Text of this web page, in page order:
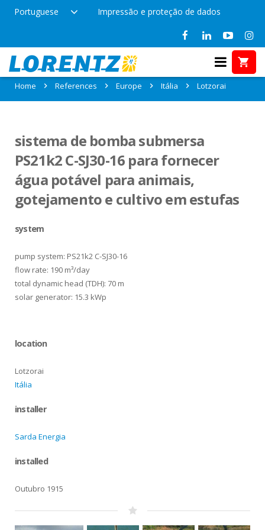
Portuguese Impressão e proteção de dados
References in Lotzorai, Itália
Home References Europe Itália Lotzorai
sistema de bomba submersa
PS21k2 C-SJ30-16 para fornecer
água potável para animais,
gotejamento e cultivo em estufas
system
pump system: PS21k2 C-SJ30-16
flow rate: 190 m³/day
total dynamic head (TDH): 70 m
solar generator: 15.3 kWp
location
Lotzorai
Itália
installer
Sarda Energia
installed
Outubro 1915